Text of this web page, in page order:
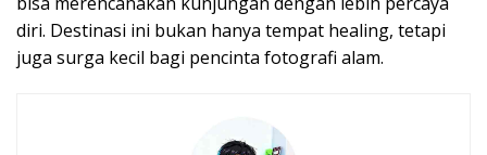
diri. Destinasi ini bukan hanya tempat healing, tetapi
juga surga kecil bagi pencinta fotografi alam.